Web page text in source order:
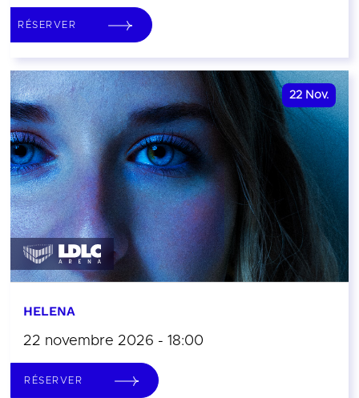
RÉSERVER
22 Nov.
HELENA
22 novembre 2026 - 18:00
RÉSERVER